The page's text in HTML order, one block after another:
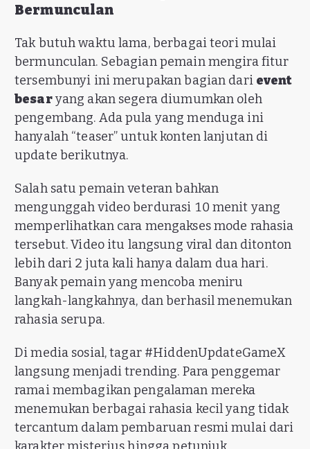
Bermunculan
Tak butuh waktu lama, berbagai teori mulai
bermunculan. Sebagian pemain mengira fitur
tersembunyi ini merupakan bagian dari event
besaryang akan segera diumumkan oleh
pengembang. Ada pula yang menduga ini
hanyalah “teaser” untuk konten lanjutan di
update berikutnya.
Salah satu pemain veteran bahkan
mengunggah video berdurasi 10 menit yang
memperlihatkan cara mengakses mode rahasia
tersebut. Video itu langsung viral dan ditonton
lebih dari 2 juta kali hanya dalam dua hari.
Banyak pemain yang mencoba meniru
langkah-langkahnya, dan berhasil menemukan
rahasia serupa.
Di media sosial, tagar #HiddenUpdateGameX
langsung menjadi trending. Para penggemar
ramai membagikan pengalaman mereka
menemukan berbagai rahasia kecil yang tidak
tercantum dalam pembaruan resmi mulai dari